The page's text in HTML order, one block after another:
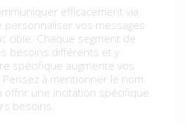
efficacement via
personnaliser vos messages
cible. Chaque segment de
besoins différents et y
spécifique augmente vos
à mentionner le nom
offrir une incitation spécifique
besoins.